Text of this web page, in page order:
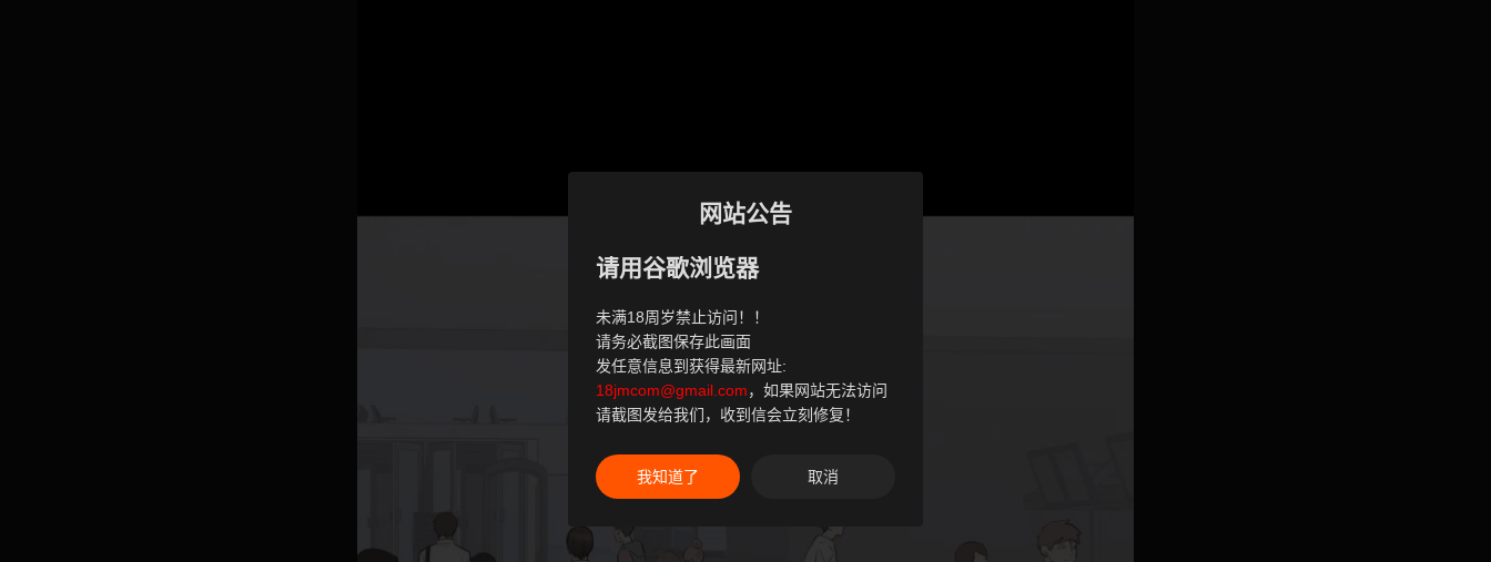
网站公告
请用谷歌浏览器
未满18周岁禁止访问！！
请务必截图保存此画面
发任意信息到获得最新网址:
18jmcom@gmail.com，如果网站无法访问
请截图发给我们，收到信会立刻修复！
我知道了 取消